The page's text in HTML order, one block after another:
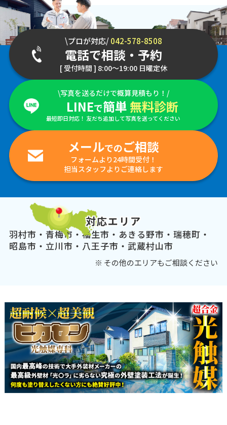
\プロが対応/042-578-8508
電話で相談・予約
[ 受付時間 ] 8:00～19:00 日曜定休
\写真を送るだけで概算見積もり！/
LINEで簡単 無料診断
最短即日対応！ 友だち追加して写真を送ってください
メールでのご相談
フォームより24時間受付！
担当スタッフよりご連絡します
対応エリア
羽村市・青梅市・福生市・あきる野市・瑞穂町・
昭島市・立川市・八王子市・武蔵村山市
※ その他のエリアもご相談ください